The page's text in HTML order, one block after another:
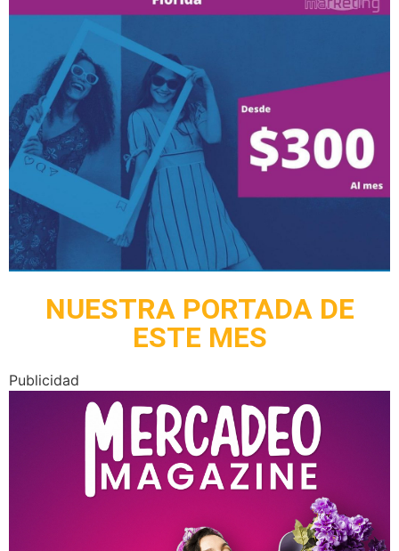
NUESTRA PORTADA DE
ESTE MES
Publicidad